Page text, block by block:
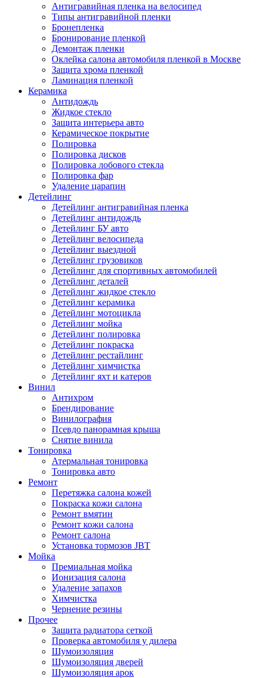
Антигравийная пленка на велосипед
Типы антигравийной пленки
Бронепленка
Бронирование пленкой
Демонтаж пленки
Оклейка салона автомобиля пленкой в Москве
Защита хрома пленкой
Ламинация пленкой
Керамика
Антидождь
Жидкое стекло
Защита интерьера авто
Керамическое покрытие
Полировка
Полировка дисков
Полировка лобового стекла
Полировка фар
Удаление царапин
Детейлинг
Детейлинг антигравийная пленка
Детейлинг антидождь
Детейлинг БУ авто
Детейлинг велосипеда
Детейлинг выездной
Детейлинг грузовиков
Детейлинг для спортивных автомобилей
Детейлинг деталей
Детейлинг жидкое стекло
Детейлинг керамика
Детейлинг мотоцикла
Детейлинг мойка
Детейлинг полировка
Детейлинг покраска
Детейлинг рестайлинг
Детейлинг химчистка
Детейлинг яхт и катеров
Винил
Антихром
Брендирование
Винилография
Псевдо панорамная крыша
Снятие винила
Тонировка
Атермальная тонировка
Тонировка авто
Ремонт
Перетяжка салона кожей
Покраска кожи салона
Ремонт вмятин
Ремонт кожи салона
Ремонт салона
Установка тормозов JBT
Мойка
Премиальная мойка
Ионизация салона
Удаление запахов
Химчистка
Чернение резины
Прочее
Защита радиатора сеткой
Проверка автомобиля у дилера
Шумоизоляция
Шумоизоляция дверей
Шумоизоляция арок